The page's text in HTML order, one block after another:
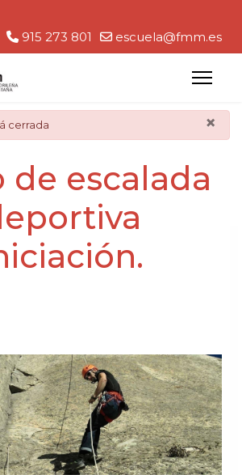
915 273 801 escuela@fmm.es
×
cerrada
de escalada